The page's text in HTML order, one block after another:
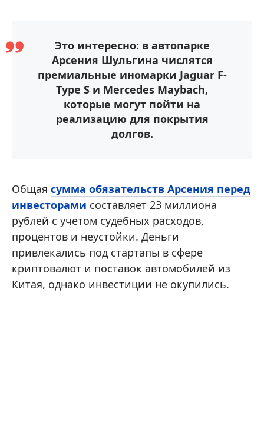
Это интересно: в автопарке
Арсения Шульгина числятся
премиальные иномарки Jaguar F-
Type S и Mercedes Maybach,
которые могут пойти на
реализацию для покрытия
долгов.
Общая сумма обязательств Арсения перед
инвесторами составляет 23 миллиона
рублей с учетом судебных расходов,
процентов и неустойки. Деньги
привлекались под стартапы в сфере
криптовалют и поставок автомобилей из
Китая, однако инвестиции не окупились.